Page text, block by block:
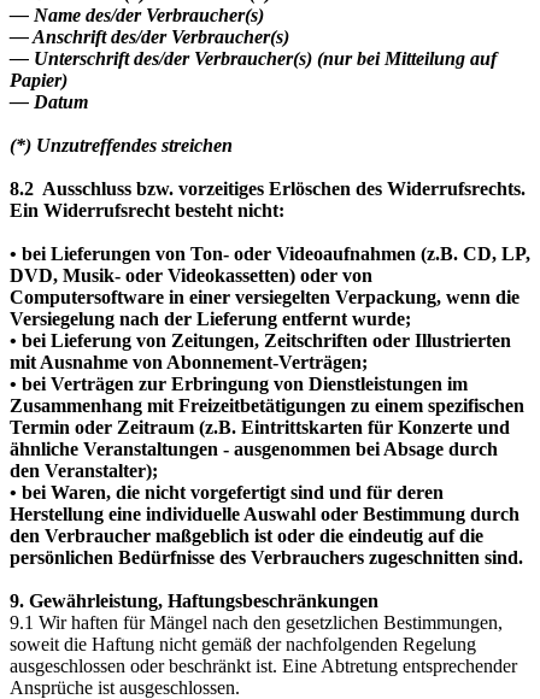
— Name des/der Verbraucher(s)
— Anschrift des/der Verbraucher(s)
— Unterschrift des/der Verbraucher(s) (nur bei Mitteilung auf
Papier)
— Datum
(*) Unzutreffendes streichen
8.2 Ausschluss bzw. vorzeitiges Erlöschen des Widerrufsrechts.
Ein Widerrufsrecht besteht nicht:
• bei Lieferungen von Ton- oder Videoaufnahmen (z.B. CD, LP,
DVD, Musik- oder Videokassetten) oder von
Computersoftware in einer versiegelten Verpackung, wenn die
Versiegelung nach der Lieferung entfernt wurde;
• bei Lieferung von Zeitungen, Zeitschriften oder Illustrierten
mit Ausnahme von Abonnement-Verträgen;
• bei Verträgen zur Erbringung von Dienstleistungen im
Zusammenhang mit Freizeitbetätigungen zu einem spezifischen
Termin oder Zeitraum (z.B. Eintrittskarten für Konzerte und
ähnliche Veranstaltungen - ausgenommen bei Absage durch
den Veranstalter);
• bei Waren, die nicht vorgefertigt sind und für deren
Herstellung eine individuelle Auswahl oder Bestimmung durch
den Verbraucher maßgeblich ist oder die eindeutig auf die
persönlichen Bedürfnisse des Verbrauchers zugeschnitten sind.
9. Gewährleistung, Haftungsbeschränkungen
9.1 Wir haften für Mängel nach den gesetzlichen Bestimmungen,
soweit die Haftung nicht gemäß der nachfolgenden Regelung
ausgeschlossen oder beschränkt ist. Eine Abtretung entsprechender
Ansprüche ist ausgeschlossen.